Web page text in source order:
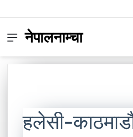
Menu
नेपालनाम्चा
हलेसी-